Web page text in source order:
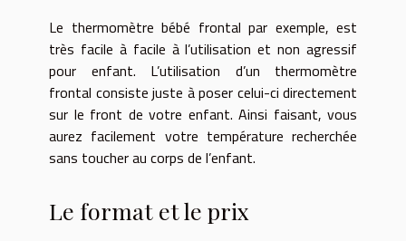
Le thermomètre bébé frontal par exemple, est
très facile à facile à l’utilisation et non agressif
pour enfant. L’utilisation d’un thermomètre
frontal consiste juste à poser celui-ci directement
sur le front de votre enfant. Ainsi faisant, vous
aurez facilement votre température recherchée
sans toucher au corps de l’enfant.
Le format et le prix